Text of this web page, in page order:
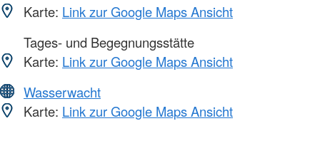
Karte: Link zur Google Maps Ansicht
Tages- und Begegnungsstätte
Karte: Link zur Google Maps Ansicht
Wasserwacht
Karte: Link zur Google Maps Ansicht